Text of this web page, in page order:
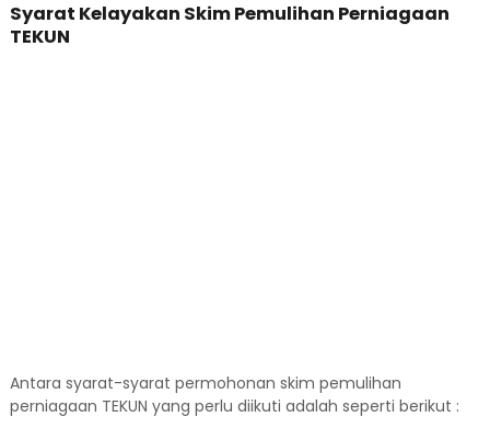
Syarat Kelayakan Skim Pemulihan Perniagaan
TEKUN
Antara syarat-syarat permohonan skim pemulihan
perniagaan TEKUN yang perlu diikuti adalah seperti berikut :